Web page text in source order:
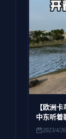
【欧洲
中东听着
2023/4/26